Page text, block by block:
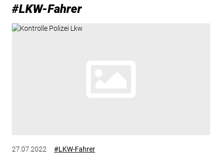
#LKW-Fahrer
27.07.2022 #LKW-Fahrer